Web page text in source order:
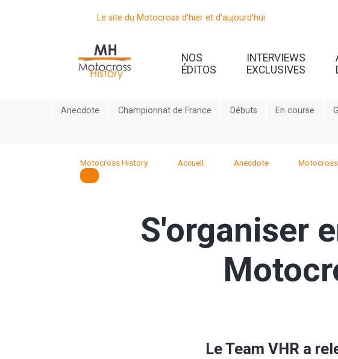
Le site du Motocross d'hier et d'aujourd'hui
NOS
ÉDITOS
INTERVIEWS
EXCLUSIVES
Anecdote Championnat de France Débuts En course
Motocross History Accueil Anecdote
S'organiser
Le Team VHR a